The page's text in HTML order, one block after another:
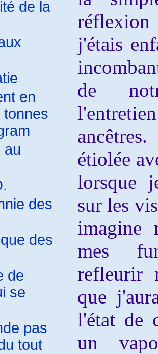
de la
en
au
des
des
de
se
pas
tout
réflexion
j'étais
de
étiolée
lorsque
sur les
imagine
mes
refleurir
que
l'état de
un